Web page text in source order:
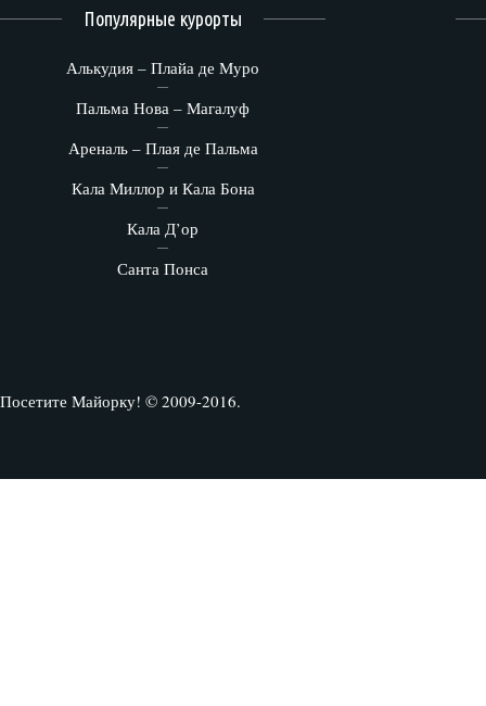
Популярные курорты
Алькудия – Плайа де Муро
Пальма Нова – Магалуф
Ареналь – Плая де Пальма
Кала Миллор и Кала Бона
Кала Д’ор
Санта Понса
Посетите Майорку! © 2009-2016.